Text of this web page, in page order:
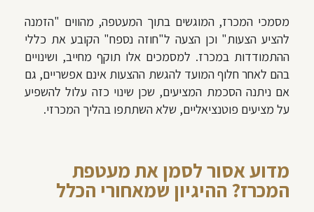
מסמכי המכרז, המוגשים בתוך המעטפה, מהווים "הזמנה
להציע הצעות" וכן הצעה ל"חוזה נספח" הקובע את כללי
ההתמודדות במכרז. למסמכים אלו תוקף מחייב, ושינויים
בהם לאחר חלוף המועד להגשת ההצעות אינם אפשריים, גם
אם ניתנה הסכמת המציעים, שכן שינוי כזה עלול להשפיע
על מציעים פוטנציאליים, שלא השתתפו בהליך המכרזי.
מדוע אסור לסמן את מעטפת
המכרז? ההיגיון שמאחורי הכלל